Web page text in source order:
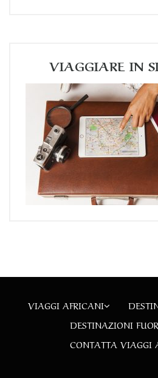
VIAGGIARE IN
VIAGGI AFRICANI
DESTINAZIONI
CONTATTA VIAGGI